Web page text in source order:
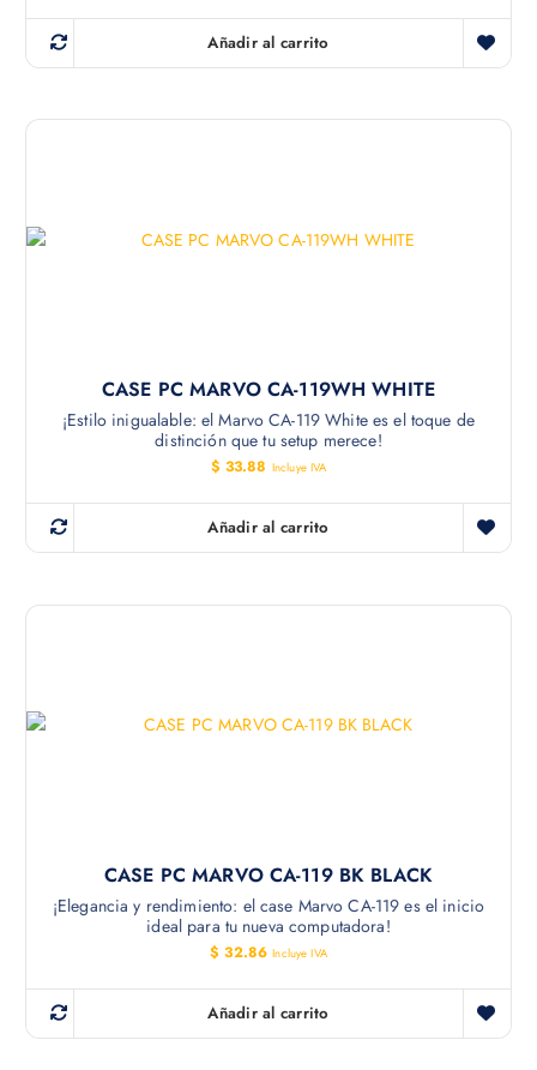
Añadir al carrito
CASE PC MARVO CA-119WH WHITE
¡Estilo inigualable: el Marvo CA-119 White es el toque de
distinción que tu setup merece!
$ 33.88 Incluye IVA
Añadir al carrito
CASE PC MARVO CA-119 BK BLACK
¡Elegancia y rendimiento: el case Marvo CA-119 es el inicio
ideal para tu nueva computadora!
$ 32.86 Incluye IVA
Añadir al carrito